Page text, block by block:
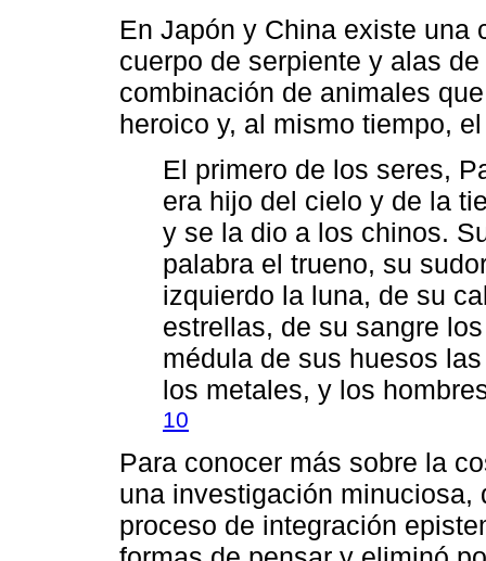
En Japón y China existe una
cuerpo de serpiente y alas
combinación de animales
heroico y, al mismo tiempo,
El primero de los seres,
era hijo del cielo y de la
y se la dio a los chinos.
palabra el trueno, su
izquierdo la luna, de su
estrellas, de su sangre
médula de sus huesos
los metales, y los
10
Para conocer más sobre la
una investigación minuciosa,
proceso de integración